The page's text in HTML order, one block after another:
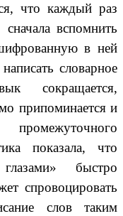
что каждый раз
вспомнить
в ней
словарное
сокращается,
припоминается и
показала, что
быстро
спровоцировать
слов таким